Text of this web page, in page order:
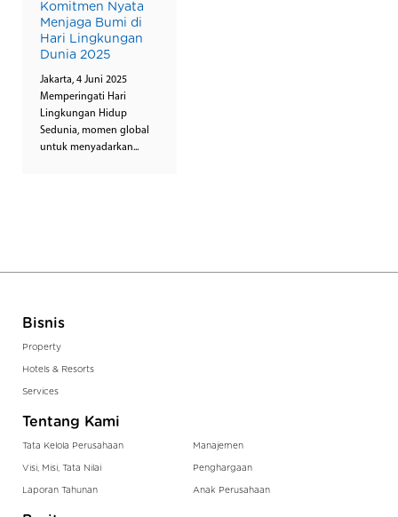
Komitmen Nyata
Menjaga Bumi di
Hari Lingkungan
Dunia 2025
Jakarta, 4 Juni 2025
Memperingati Hari
Lingkungan Hidup
Sedunia, momen global
untuk menyadarkan...
Bisnis
Property
Hotels & Resorts
Services
Tentang Kami
Tata Kelola Perusahaan
Visi, Misi, Tata Nilai
Laporan Tahunan
Manajemen
Penghargaan
Anak Perusahaan